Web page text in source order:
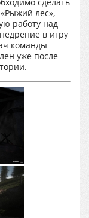
лес»,
работу над
в игру
команды
уже после